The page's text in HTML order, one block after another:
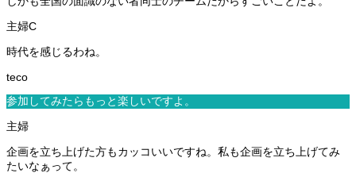
時代を感じるわね。
参加してみたらもっと楽しいですよ。
企画を立ち上げた方もカッコいいですね。私も企画を立ち上げてみ
たいなぁって。